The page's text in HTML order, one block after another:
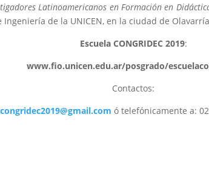
Latinoamericanos en Formación en
de la UNICEN, en la ciudad de
Escuela CONGRIDEC 2019:
www.fio.unicen.edu.ar/posgrado/
Contactos:
ó telefónicamente a: